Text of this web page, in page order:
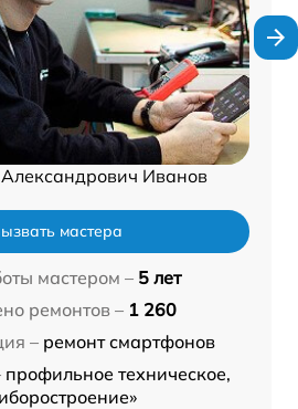
Иванов
мастера
мастером – 5 лет
ремонтов – 1 260
– ремонт смартфонов
профильное техническое,